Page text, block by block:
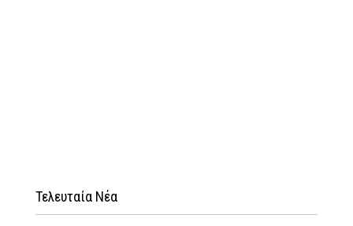
Τελευταία Νέα